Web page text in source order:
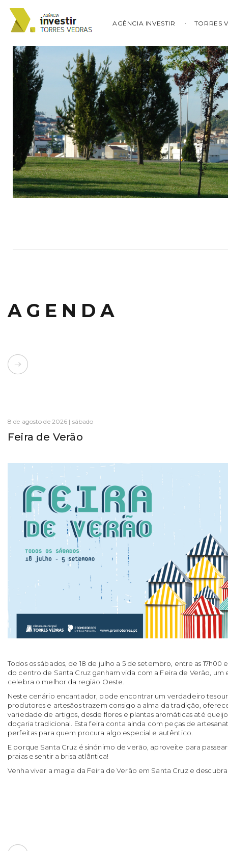
AGÊNCIA INVESTIR TORRES
AGENDA
8 de agosto de 2026 | sábado
Feira de Verão
Todos os sábados, de 18 de julho a 5 de setembro, entre as 17h00
do centro de Santa Cruz ganham vida com a Feira de Verão ,
celebra o melhor da região Oeste.
Neste cenário encantador, pode encontrar um verdadeiro
produtores e artesãos trazem consigo a alma da tradição,
variedade de artigos, desde flores e plantas aromáticas até
doçaria tradicional. Esta feira conta ainda com peças de
perfeitas para quem procura algo especial e autêntico.
E porque Santa Cruz é sinónimo de verão, aproveite para passear
praias e sentir a brisa atlântica!
Venha viver a magia da Feira de Verão em Santa Cruz e